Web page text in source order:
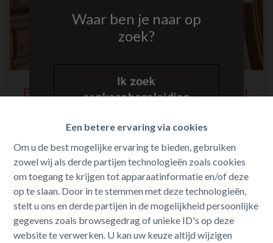
Een betere ervaring via cookies
Om u de best mogelijke ervaring te bieden, gebruiken
zowel wij als derde partijen technologieën zoals cookies
om toegang te krijgen tot apparaatinformatie en/of deze
op te slaan. Door in te stemmen met deze technologieën,
stelt u ons en derde partijen in de mogelijkheid persoonlijke
gegevens zoals browsegedrag of unieke ID's op deze
website te verwerken. U kan uw keuze altijd wijzigen
Eengezinswoning in open bebouwing met
Lakstraat 107, 2431 Laakdal
Waar ben je naar op
zoek?